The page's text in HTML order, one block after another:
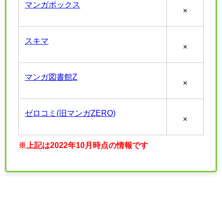
マンガボックス
×
スキマ
×
マンガ図書館Z
×
ゼロコミ(旧マンガZERO)
×
※上記は2022年10月時点の情報です